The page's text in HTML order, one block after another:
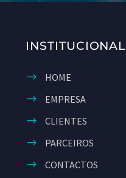
INSTITUCIONAL
HOME
EMPRESA
CLIENTES
PARCEIROS
CONTACTOS